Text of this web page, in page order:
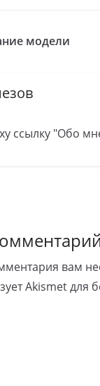
модели
ссылку "Обо
вам
Akismet